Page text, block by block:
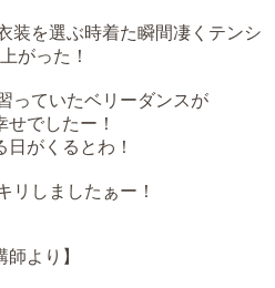
装を選ぶ時着た瞬間凄くテンシ
がった！
っていたベリーダンスが
せでしたー！
日がくるとわ！
リしましたぁー！
師より】